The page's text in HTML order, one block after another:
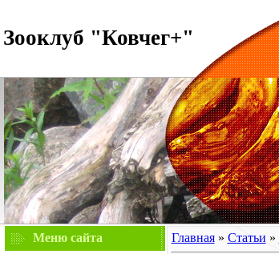
Зооклуб "Ковчег+"
Меню сайта
Главная» Статьи »